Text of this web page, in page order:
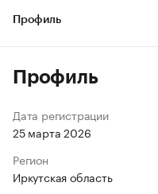
Профиль
Профиль
Дата регистрации
25 марта 2026
Регион
Иркутская область